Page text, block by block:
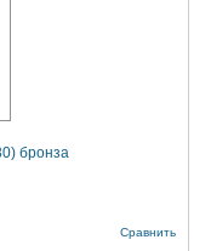
бронза
Сравнить